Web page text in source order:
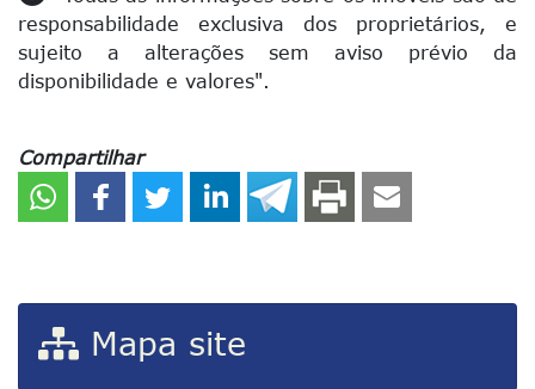
responsabilidade exclusiva dos proprietários, e
sujeito a alterações sem aviso prévio da
disponibilidade e valores".
Compartilhar
Mapa site